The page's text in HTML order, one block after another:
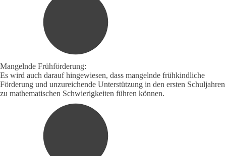
Mangelnde Frühförderung:
Es wird auch darauf hingewiesen, dass mangelnde frühkindliche
Förderung und unzureichende Unterstützung in den ersten Schuljahren
zu mathematischen Schwierigkeiten führen können.